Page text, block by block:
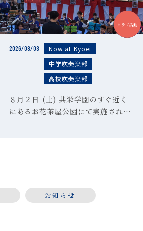
2026/08/03
Now at Kyoei
中学吹奏楽部
高校吹奏楽部
中学
高校
クラブ活動
８月２日 (土) 共栄学園のすぐ近く
にあるお花茶屋公園にて実施された
お知らせ